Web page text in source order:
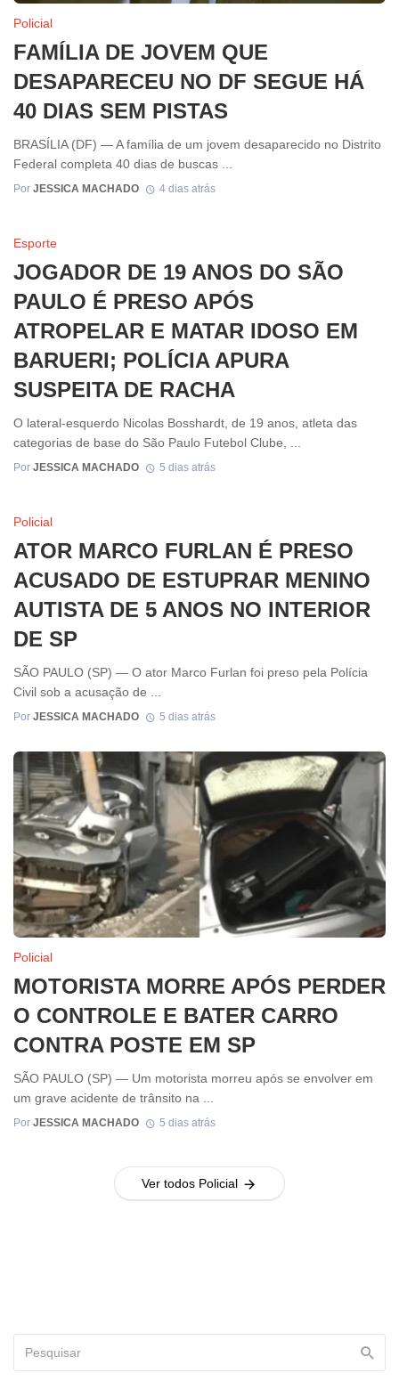
Policial
FAMÍLIA DE JOVEM QUE
DESAPARECEU NO DF SEGUE HÁ
40 DIAS SEM PISTAS
BRASÍLIA (DF) — A família de um jovem desaparecido no Distrito
Federal completa 40 dias de buscas ...
Por JESSICA MACHADO 4 dias atrás
Esporte
JOGADOR DE 19 ANOS DO SÃO
PAULO É PRESO APÓS
ATROPELAR E MATAR IDOSO EM
BARUERI; POLÍCIA APURA
SUSPEITA DE RACHA
O lateral-esquerdo Nicolas Bosshardt, de 19 anos, atleta das
categorias de base do São Paulo Futebol Clube, ...
Por JESSICA MACHADO 5 dias atrás
Policial
ATOR MARCO FURLAN É PRESO
ACUSADO DE ESTUPRAR MENINO
AUTISTA DE 5 ANOS NO INTERIOR
DE SP
SÃO PAULO (SP) — O ator Marco Furlan foi preso pela Polícia
Civil sob a acusação de ...
Por JESSICA MACHADO 5 dias atrás
Policial
MOTORISTA MORRE APÓS PERDER
O CONTROLE E BATER CARRO
CONTRA POSTE EM SP
SÃO PAULO (SP) — Um motorista morreu após se envolver em
um grave acidente de trânsito na ...
Por JESSICA MACHADO 5 dias atrás
Ver todos Policial